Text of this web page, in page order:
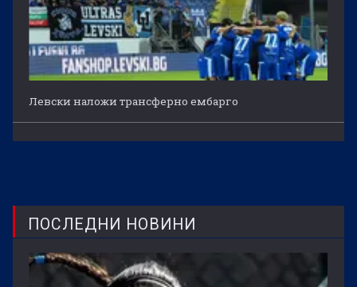
Левски наложи трансферно ембарго
ПОСЛЕДНИ НОВИНИ